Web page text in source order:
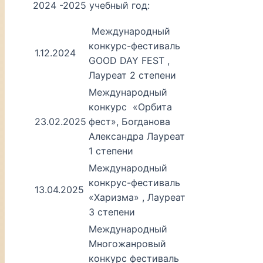
2024 -2025 учебный год:
1.12.2024
Международный
конкурс-фестиваль
GOOD DAY FEST ,
Лауреат 2 степени
23.02.2025
Международный
конкурс «Орбита
фест», Богданова
Александра Лауреат
1 степени
13.04.2025
Международный
конкрус-фестиваль
«Харизма» , Лауреат
3 степени
Международный
Многожанровый
конкурс фестиваль